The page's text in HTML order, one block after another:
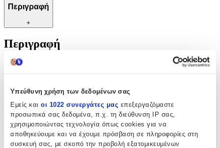
Υπεύθυνη χρήση των δεδομένων σας
Εμείς και οι 1022 συνεργάτες μας επεξεργαζόμαστε
προσωπικά σας δεδομένα, π.χ. τη διεύθυνση IP σας,
χρησιμοποιώντας τεχνολογία όπως cookies για να
αποθηκεύουμε και να έχουμε πρόσβαση σε πληροφορίες στη
συσκευή σας, με σκοπό την προβολή εξατομικευμένων
Περιγραφή
+
Περιγραφή
Σαϊτα ειδικά σχεδιασμένη για ραπτομηχανή Singer.
Χαρακτηριστικά
Κατασκευαστής:
Singer